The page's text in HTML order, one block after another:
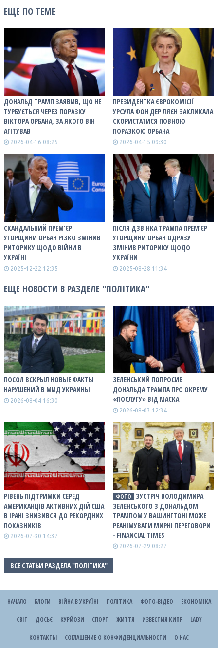
ЕЩЕ ПО ТЕМЕ
ДОНАЛЬД ТРАМП ЗАЯВИВ, ЩО НЕ
ТУРБУЄТЬСЯ ЧЕРЕЗ ПОРАЗКУ
ВІКТОРА ОРБАНА, ЗА ЯКОГО ВІН
АГІТУВАВ
2026-04-16 08:25
ПРЕЗИДЕНТКА ЄВРОКОМІСІЇ
УРСУЛА ФОН ДЕР ЛЯЄН ЗАКЛИКАЛА
СКОРИСТАТИСЯ ПОВНОЮ
ПОРАЗКОЮ ОРБАНА
2026-04-15 09:30
СКАНДАЛЬНИЙ ПРЕМ’ЄР
УГОРЩИНИ ОРБАН РІЗКО ЗМІНИВ
РИТОРИКУ ЩОДО ВІЙНИ В
УКРАЇНІ
2025-12-22 12:35
ПІСЛЯ ДЗВІНКА ТРАМПА ПРЕМ’ЄР
УГОРЩИНИ ОРБАН ОДРАЗУ
ЗМІНИВ РИТОРИКУ ЩОДО
УКРАЇНИ
2025-08-28 11:34
ЕЩЕ НОВОСТИ В РАЗДЕЛЕ "ПОЛІТИКА"
ПОСОЛ ВСКРЫЛ НОВЫЕ ФАКТЫ
НАРУШЕНИЙ В МИД УКРАИНЫ
2026-08-04 16:30
ЗЕЛЕНСЬКИЙ ПОПРОСИВ
ДОНАЛЬДА ТРАМПА ПРО ОКРЕМУ
«ПОСЛУГУ» ВІД МАСКА
2026-08-03 12:34
РІВЕНЬ ПІДТРИМКИ СЕРЕД
АМЕРИКАНЦІВ АКТИВНИХ ДІЙ США
В ІРАНІ ЗНИЗИВСЯ ДО РЕКОРДНИХ
ПОКАЗНИКІВ
2026-07-30 14:37
ФОТО
ЗУСТРІЧ ВОЛОДИМИРА
ЗЕЛЕНСЬКОГО З ДОНАЛЬДОМ
ТРАМПОМ У ВАШИНГТОНІ МОЖЕ
РЕАНІМУВАТИ МИРНІ ПЕРЕГОВОРИ
- FINANCIAL TIMES
2026-07-29 08:27
ВСЕ СТАТЬИ РАЗДЕЛА "ПОЛІТИКА"
НАЧАЛО БЛОГИ ВІЙНА В УКРАЇНІ ПОЛІТИКА ФОТО-ВІДЕО ЕКОНОМІКА
СВІТ ДОСЬЄ КУРЙОЗИ СПОРТ ЖИТТЯ ИЗВЕСТИЯ КИПР LADY
КОНТАКТЫ СОГЛАШЕНИЕ О КОНФИДЕНЦИАЛЬНОСТИ О НАС